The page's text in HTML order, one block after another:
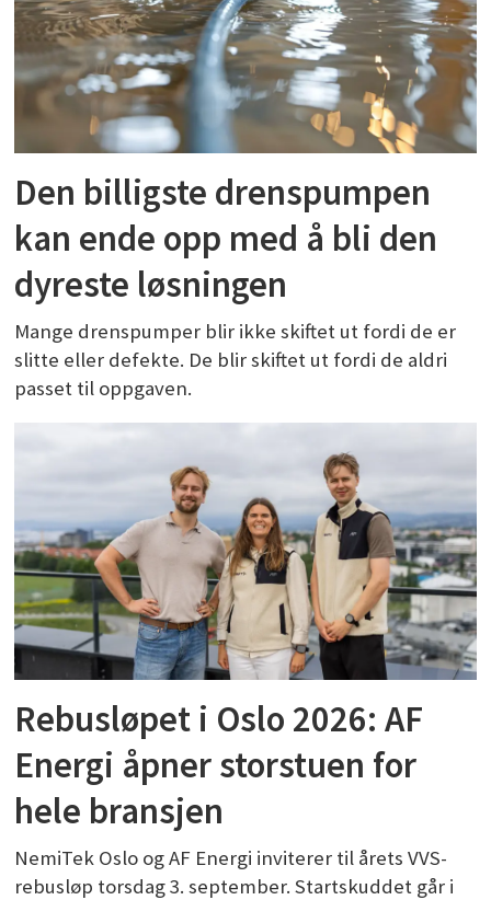
Den billigste drenspumpen
kan ende opp med å bli den
dyreste løsningen
Mange drenspumper blir ikke skiftet ut fordi de er
slitte eller defekte. De blir skiftet ut fordi de aldri
passet til oppgaven.
Rebusløpet i Oslo 2026: AF
Energi åpner storstuen for
hele bransjen
NemiTek Oslo og AF Energi inviterer til årets VVS-
rebusløp torsdag 3. september. Startskuddet går i